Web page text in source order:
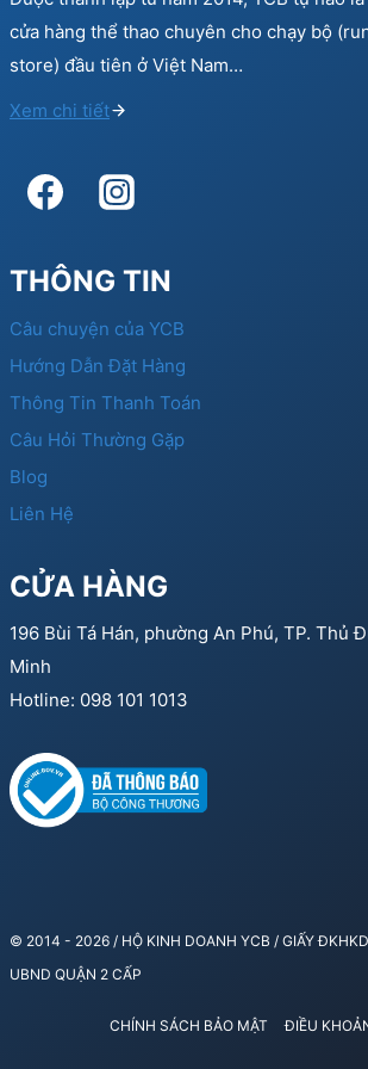
cửa hàng thể thao chuyên cho chạy bộ
store) đầu tiên ở Việt Nam…
Xem chi tiết
THÔNG TIN
Câu chuyện của YCB
Hướng Dẫn Đặt Hàng
Thông Tin Thanh Toán
Câu Hỏi Thường Gặp
Blog
Liên Hệ
CỬA HÀNG
196 Bùi Tá Hán, phường An Phú, TP. Thủ
Minh
Hotline: 098 101 1013
© 2014 - 2026 / HỘ KINH DOANH YCB / GIẤY
UBND QUẬN 2 CẤP
CHÍNH SÁCH BẢO MẬT ĐIỀU